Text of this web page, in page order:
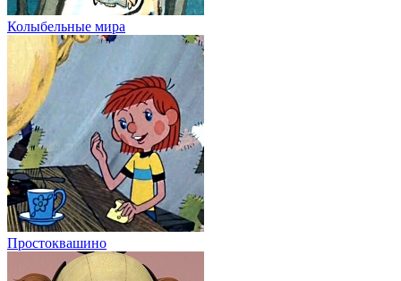
Колыбельные мира
Простоквашино